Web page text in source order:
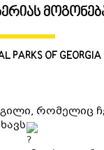
PARKS OF GEORGIA
რომელიც